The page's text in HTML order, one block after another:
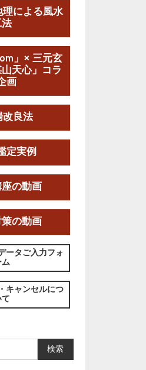
塾実践的風水
03-01
終了しました。
風水講座
06-08
終了しました。
塾『実践的易
08-24
終了しました。
塾「実践的四
命学）講座」
05-11
による風水
」× 三元玄
天心」コラ
画
改良法
定実例
の動画
の動画
ータご入力フォ
ム
キャンセルにつ
て
検索: